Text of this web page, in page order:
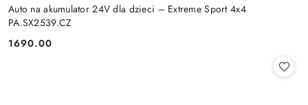
Auto na akumulator 24V dla dzieci – Extreme Sport 4x4
PA.SX2539.CZ
Cena:
1690.00